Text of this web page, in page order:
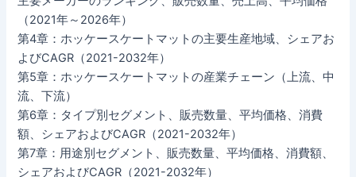
（2021年～2026年）
第4章：ホッケースケートマットの主要生産地域、シェアお
よびCAGR（2021-2032年）
第5章：ホッケースケートマットの産業チェーン（上流、中
流、下流）
第6章：タイプ別セグメント、販売数量、平均価格、消費
額、シェアおよびCAGR（2021-2032年）
第7章：用途別セグメント、販売数量、平均価格、消費額、
シェアおよびCAGR（2021-2032年）